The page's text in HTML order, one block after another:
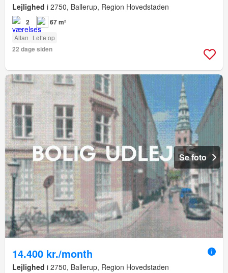
Lejlighed i 2750, Ballerup, Region Hovedstaden
2 67 m²
Altan Løfte op
22 dage siden
Se foto
14.400 kr./month
Lejlighed i 2750, Ballerup, Region Hovedstaden